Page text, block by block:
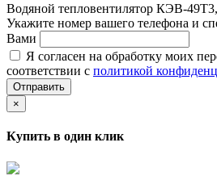
Водяной тепловентилятор КЭВ-
Укажите номер вашего телефона и
Вами
Я согласен на обработку моих
соответствии с политикой
Отправить
×
Купить в один клик